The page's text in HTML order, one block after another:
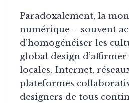
Paradoxalement, la
numérique – souvent
d’homogénéiser les
global design d’affirmer
locales. Internet,
plateformes
designers de tous